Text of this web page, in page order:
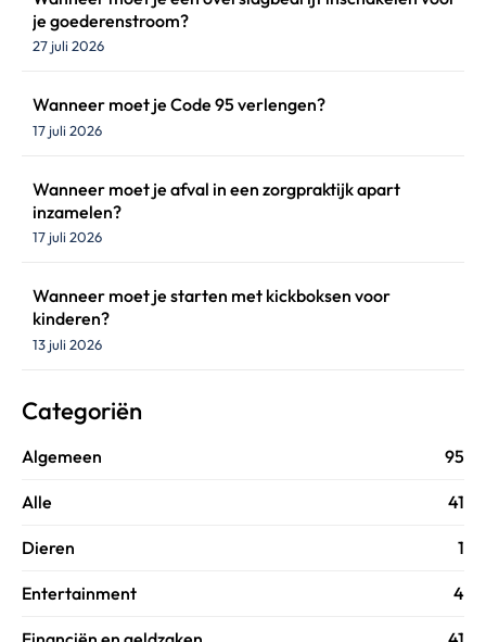
je goederenstroom?
27 juli 2026
Wanneer moet je Code 95 verlengen?
17 juli 2026
Wanneer moet je afval in een zorgpraktijk apart
inzamelen?
17 juli 2026
Wanneer moet je starten met kickboksen voor
kinderen?
13 juli 2026
Categoriën
Algemeen 95
Alle 41
Dieren 1
Entertainment 4